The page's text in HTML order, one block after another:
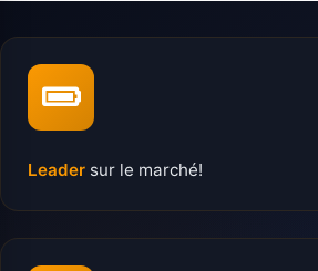
Leader sur le marché!